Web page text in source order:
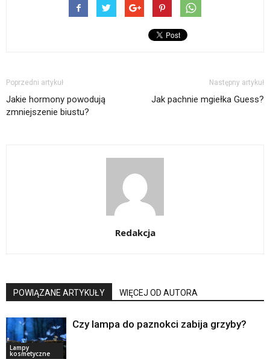
Poprzedni artykuł
Jakie hormony powodują
zmniejszenie biustu?
Następny artykuł
Jak pachnie mgiełka Guess?
Redakcja
POWIĄZANE ARTYKUŁY WIĘCEJ OD AUTORA
Lampy
kosmetyczne
Czy lampa do paznokci zabija grzyby?